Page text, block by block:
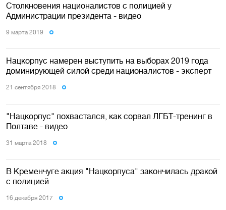
Столкновения националистов с полицией у
Администрации президента - видео
9 марта 2019
Нацкорпус намерен выступить на выборах 2019 года
доминирующей силой среди националистов - эксперт
21 сентября 2018
"Нацкорпус" похвастался, как сорвал ЛГБТ-тренинг в
Полтаве - видео
31 марта 2018
В Кременчуге акция "Нацкорпуса" закончилась дракой
с полицией
16 декабря 2017